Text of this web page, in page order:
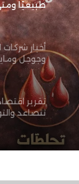
طبيعيًا
أخبار شركات
وجوجل
تقرير
تتصاعد
مشحونة